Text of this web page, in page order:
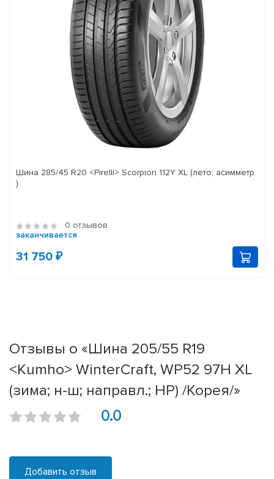
Шина 285/45 R20 <Pirelli> Scorpion 112Y XL (лето; асимметр.
)
0 отзывов
заканчивается
31 750 ₽
Отзывы о «Шина 205/55 R19
<Kumho> WinterCraft, WP52 97H XL
(зима; н-ш; направл.; HP) /Корея/»
0.0
Добавить отзыв